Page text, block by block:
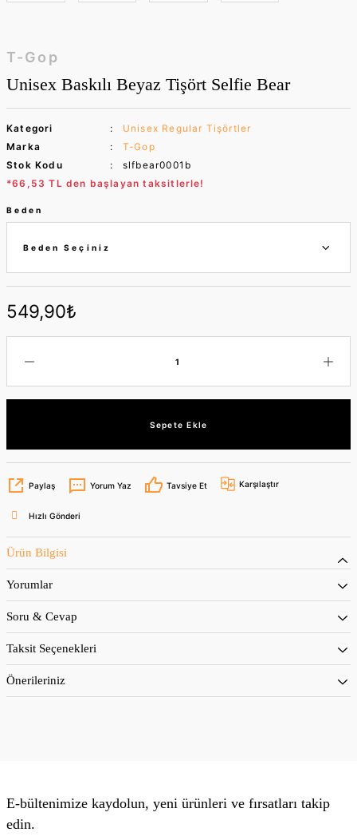
T-Gop
Unisex Baskılı Beyaz Tişört Selfie Bear
Kategori
Unisex Regular Tişörtler
Marka
T-Gop
Stok Kodu
slfbear0001b
*66,53 TL den başlayan taksitlerle!
Beden
549,90₺
Sepete Ekle
Paylaş Yorum Yaz Tavsiye Et Karşılaştır
Hızlı Gönderi
Ürün Bilgisi
Yorumlar
Soru & Cevap
Taksit Seçenekleri
Önerileriniz
E-bültenimize kaydolun, yeni ürünleri ve fırsatları takip
edin.